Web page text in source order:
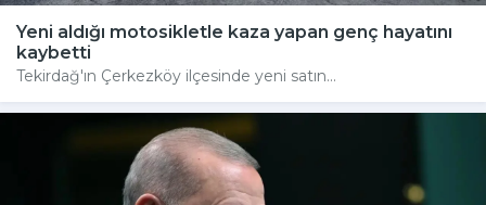
Yeni aldığı motosikletle kaza yapan genç hayatını
kaybetti
Tekirdağ'ın Çerkezköy ilçesinde yeni satın...